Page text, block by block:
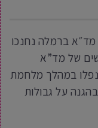
ברמלה נחנכו
חדשים של מד”א
במהלך מלחמת
על גבולות